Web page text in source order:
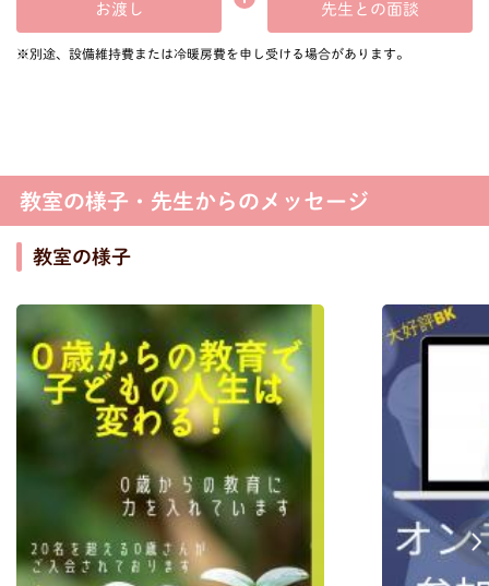
お渡し 先生との面談
※別途、設備維持費または冷暖房費を申し受ける場合があります。
教室の様子・先生からのメッセージ
教室の様子
Next